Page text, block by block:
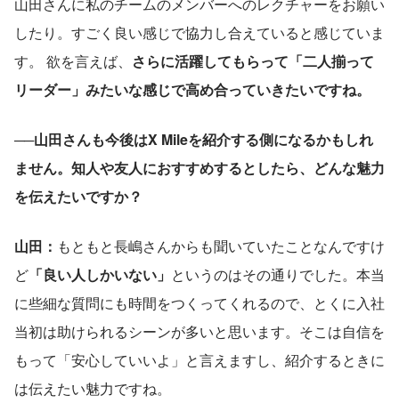
山田さんに私のチームのメンバーへのレクチャーをお願い
したり。すごく良い感じで協力し合えていると感じていま
す。 欲を言えば、 さらに活躍してもらって「二人揃って
リーダー」みたいな感じで高め合っていきたいですね。
──山田さんも今後はX Mileを紹介する側になるかもしれ
ません。知人や友人におすすめするとしたら、どんな魅力
を伝えたいですか？
山田： もともと長嶋さんからも聞いていたことなんですけ
ど 「良い人しかいない」 というのはその通りでした。本当
に些細な質問にも時間をつくってくれるので、とくに入社
当初は助けられるシーンが多いと思います。そこは自信を
もって「安心していいよ」と言えますし、紹介するときに
は伝えたい魅力ですね。